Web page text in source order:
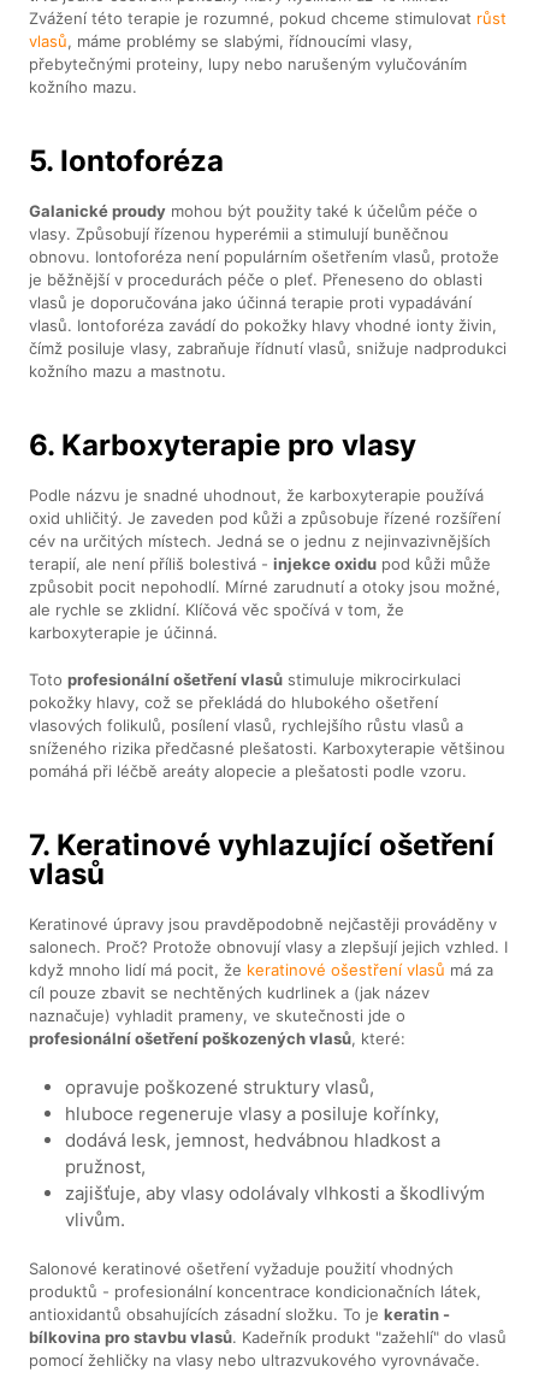
Zvážení této terapie je rozumné, pokud chceme stimulovat růst
vlasů, máme problémy se slabými, řídnoucími vlasy,
přebytečnými proteiny, lupy nebo narušeným vylučováním
kožního mazu.
5. Iontoforéza
Galanické proudy mohou být použity také k účelům péče o
vlasy. Způsobují řízenou hyperémii a stimulují buněčnou
obnovu. Iontoforéza není populárním ošetřením vlasů, protože
je běžnější v procedurách péče o pleť. Přeneseno do oblasti
vlasů je doporučována jako účinná terapie proti vypadávání
vlasů. Iontoforéza zavádí do pokožky hlavy vhodné ionty živin,
čímž posiluje vlasy, zabraňuje řídnutí vlasů, snižuje nadprodukci
kožního mazu a mastnotu.
6. Karboxyterapie pro vlasy
Podle názvu je snadné uhodnout, že karboxyterapie používá
oxid uhličitý. Je zaveden pod kůži a způsobuje řízené rozšíření
cév na určitých místech. Jedná se o jednu z nejinvazivnějších
terapií, ale není příliš bolestivá -injekce oxidu pod kůži může
způsobit pocit nepohodlí. Mírné zarudnutí a otoky jsou možné,
ale rychle se zklidní. Klíčová věc spočívá v tom, že
karboxyterapie je účinná.
Totoprofesionální ošetření vlasů stimuluje mikrocirkulaci
pokožky hlavy, což se překládá do hlubokého ošetření
vlasových folikulů, posílení vlasů, rychlejšího růstu vlasů a
sníženého rizika předčasné plešatosti. Karboxyterapie většinou
pomáhá při léčbě areáty alopecie a plešatosti podle vzoru.
7. Keratinové vyhlazující ošetření
vlasů
Keratinové úpravy jsou pravděpodobně nejčastěji prováděny v
salonech. Proč? Protože obnovují vlasy a zlepšují jejich vzhled. I
když mnoho lidí má pocit, že keratinové ošestření vlasů má za
cíl pouze zbavit se nechtěných kudrlinek a (jak název
naznačuje) vyhladit prameny, ve skutečnosti jde o
profesionální ošetření poškozených vlasů, které:
opravuje poškozené struktury vlasů,
hluboce regeneruje vlasy a posiluje kořínky,
dodává lesk, jemnost, hedvábnou hladkost a
pružnost,
zajišťuje, aby vlasy odolávaly vlhkosti a škodlivým
vlivům.
Salonové keratinové ošetření vyžaduje použití vhodných
produktů - profesionální koncentrace kondicionačních látek,
antioxidantů obsahujících zásadní složku. To jekeratin -
bílkovina pro stavbu vlasů. Kadeřník produkt "zažehlí" do vlasů
pomocí žehličky na vlasy nebo ultrazvukového vyrovnávače.